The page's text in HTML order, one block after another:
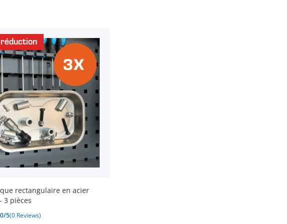
rectangulaire en acier
3 pièces
0/5(0 Reviews)